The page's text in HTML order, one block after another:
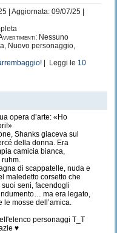
| Aggiornata: 09/07/25 |
Nessuno
Nuovo personaggio,
| Leggi le 10
opera d’arte: «Ho
Shanks giaceva sul
della donna. Era
camicia bianca,
ruhm.
di scappatelle, nuda e
maledetto corsetto che
seni, facendogli
ma era legato,
le mosse dell’amica.
personaggi T_T
♥